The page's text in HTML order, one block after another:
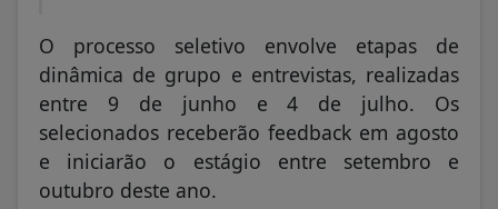
O processo seletivo envolve etapas de
dinâmica de grupo e entrevistas, realizadas
entre 9 de junho e 4 de julho. Os
selecionados receberão feedback em agosto
e iniciarão o estágio entre setembro e
outubro deste ano.